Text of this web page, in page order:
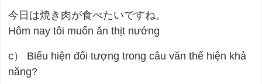
今日は焼き肉が食べたいですね。
Hôm nay tôi muốn ăn thịt nướng
c） Biểu hiện đối tượng trong câu văn thể hiện khả
năng?